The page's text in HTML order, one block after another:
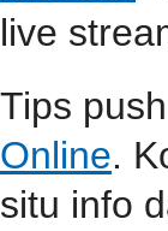
live
Tips
Online.
situ info